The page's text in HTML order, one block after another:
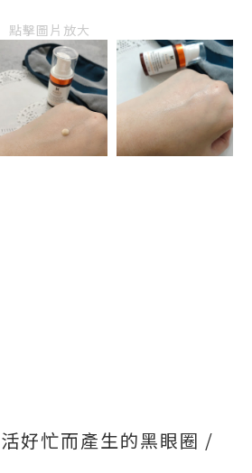
點擊圖片放大
好忙而產生的黑眼圈 /